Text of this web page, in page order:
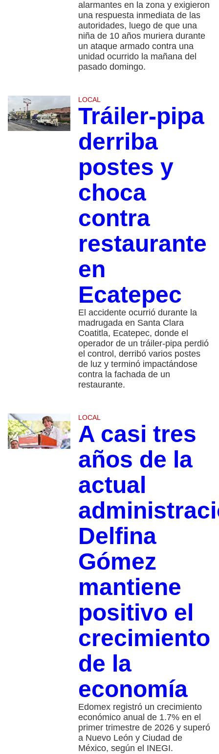
alarmantes en la zona y exigieron
una respuesta inmediata de las
autoridades, luego de que una
niña de 10 años muriera durante
un ataque armado contra una
unidad ocurrido la mañana del
pasado domingo.
LOCAL
Tráiler-pipa
derriba
postes y
choca
contra
restaurante
en
Ecatepec
El accidente ocurrió durante la
madrugada en Santa Clara
Coatitla, Ecatepec, donde el
operador de un tráiler-pipa perdió
el control, derribó varios postes
de luz y terminó impactándose
contra la fachada de un
restaurante.
LOCAL
A casi tres
años de la
actual
Delfina
Gómez
mantiene
positivo el
crecimiento
de la
economía
Edomex registró un crecimiento
económico anual de 1.7% en el
primer trimestre de 2026 y superó
a Nuevo León y Ciudad de
México, según el INEGI.